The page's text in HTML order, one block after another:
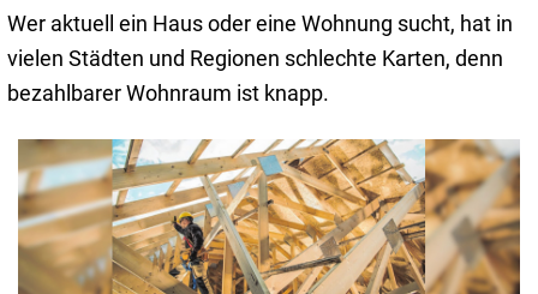
Wer aktuell ein Haus oder eine Wohnung sucht, hat in
vielen Städten und Regionen schlechte Karten, denn
bezahlbarer Wohnraum ist knapp.